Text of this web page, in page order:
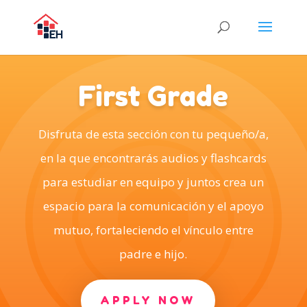
First Grade
Disfruta de esta sección con tu pequeño/a,
en la que encontrarás audios y flashcards
para estudiar en equipo y juntos crea un
espacio para la comunicación y el apoyo
mutuo, fortaleciendo el vínculo entre
padre e hijo.
APPLY NOW